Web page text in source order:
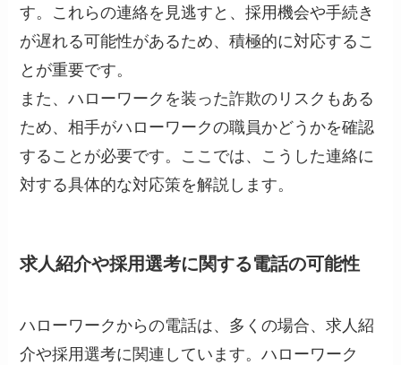
す。これらの連絡を見逃すと、採用機会や手続き
が遅れる可能性があるため、積極的に対応するこ
とが重要です。
また、ハローワークを装った詐欺のリスクもある
ため、相手がハローワークの職員かどうかを確認
することが必要です。ここでは、こうした連絡に
対する具体的な対応策を解説します。
求人紹介や採用選考に関する電話の可能性
ハローワークからの電話は、多くの場合、求人紹
介や採用選考に関連しています。ハローワーク